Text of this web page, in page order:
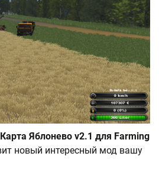
Карта Яблонево v2.1 для Farming
новый интересный мод вашу